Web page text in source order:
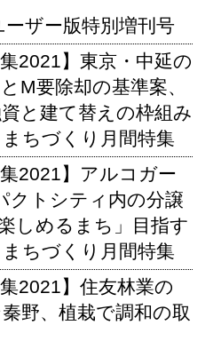
ーザー版特別増刊号
2021】東京・中延の
M要除却の基準案、
と建て替えの枠組み
まちづくり月間特集
2021】アルコガー
クトシティ内の分譲
しめるまち」目指す
まちづくり月間特集
2021】住友林業の
野、植栽で調和の取